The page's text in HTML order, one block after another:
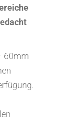
60mm